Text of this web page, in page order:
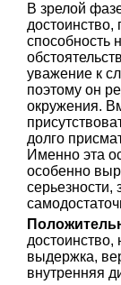
В зрелой
достоинство,
способность
уважение к
поэтому он
окружения.
долго
Именно эта
особенно
серьезности,
достоинство,
выдержка,
внутренняя